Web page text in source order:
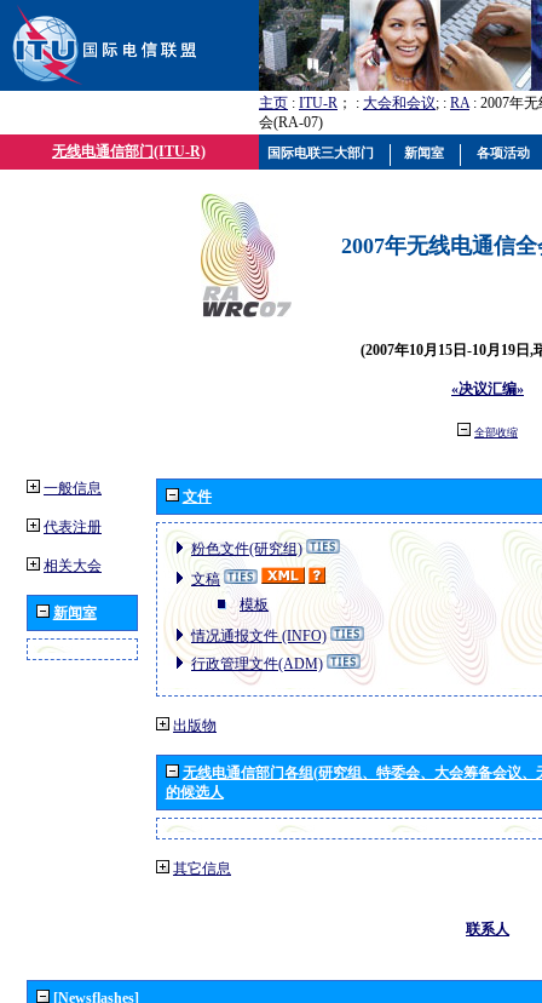
主页 : ITU-R ； : 大会和会议; : RA: 2007年
会(RA-07)
无线电通信部门(ITU-R)
2007年无线电通信
(2007年10月15日-10月19日,
«决议汇编»
全部收缩
一般信息
代表注册
相关大会
新闻室
文件
粉色文件(研究组)
文稿
模板
情况通报文件 (INFO)
行政管理文件(ADM)
出版物
无线电通信部门各组(研究组、特委会、大会筹备会议
的候选人
其它信息
联系人
[Newsflashes]
国际电联三大部门 新闻室 各项活动